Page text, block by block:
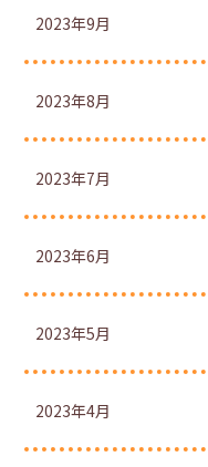
2023年9月
2023年8月
2023年7月
2023年6月
2023年5月
2023年4月